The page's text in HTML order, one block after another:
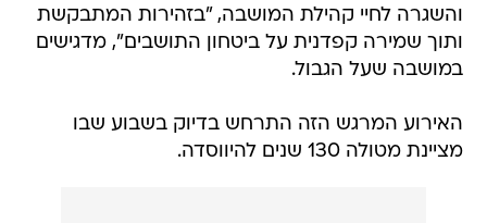
והשגרה לחיי קהילת המושבה, "בזהירות המתבקשת
ותוך שמירה קפדנית על ביטחון התושבים", מדגישים
במושבה שעל הגבול.
האירוע המרגש הזה התרחש בדיוק בשבוע שבו
מציינת מטולה 130 שנים להיווסדה.